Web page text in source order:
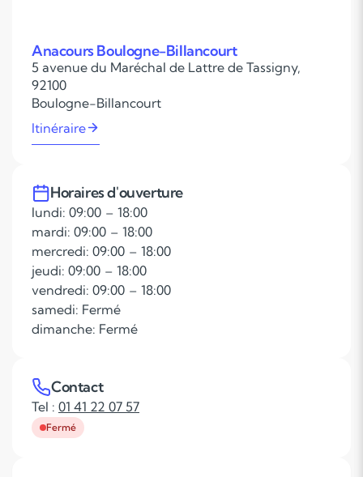
Anacours Boulogne-Billancourt
5 avenue du Maréchal de Lattre de Tassigny,
92100
Boulogne-Billancourt
Itinéraire
Horaires d'ouverture
lundi: 09:00 – 18:00
mardi: 09:00 – 18:00
mercredi: 09:00 – 18:00
jeudi: 09:00 – 18:00
vendredi: 09:00 – 18:00
samedi: Fermé
dimanche: Fermé
Contact
Tel : 01 41 22 07 57
Fermé